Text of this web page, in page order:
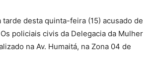
desta quinta-feira (15) acusado de
policiais civis da Delegacia da Mulher
na Av. Humaitá, na Zona 04 de